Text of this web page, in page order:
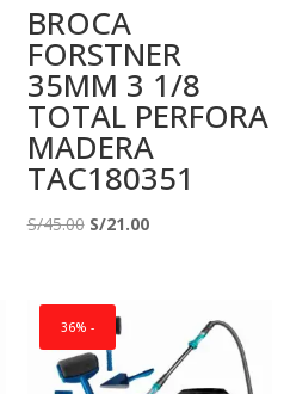
BROCA
FORSTNER
35MM 3 1/8
TOTAL PERFORA
MADERA
TAC180351
S/45.00 El
era:
S/45.00.
S/21.00El
S/21.00.
36% -